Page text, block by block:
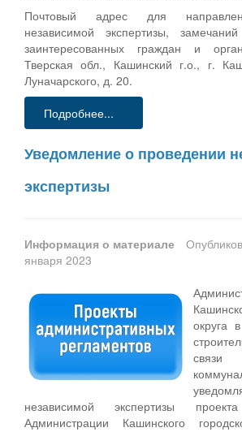
Почтовый адрес для
независимой экспертизы,
заинтересованных граждан и
Тверская обл., Кашинский г.о., г.
Луначарского, д. 20.
Подробнее...
Уведомление о проведении
экспертизы
Информация о материале
января 2023
округа
независимой экспертизы
Администрации Кашинского